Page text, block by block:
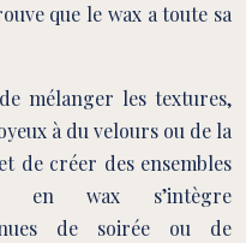
que le wax a toute sa
mélanger les textures,
à du velours ou de la
de créer des ensembles
en wax s’intègre
de soirée ou de